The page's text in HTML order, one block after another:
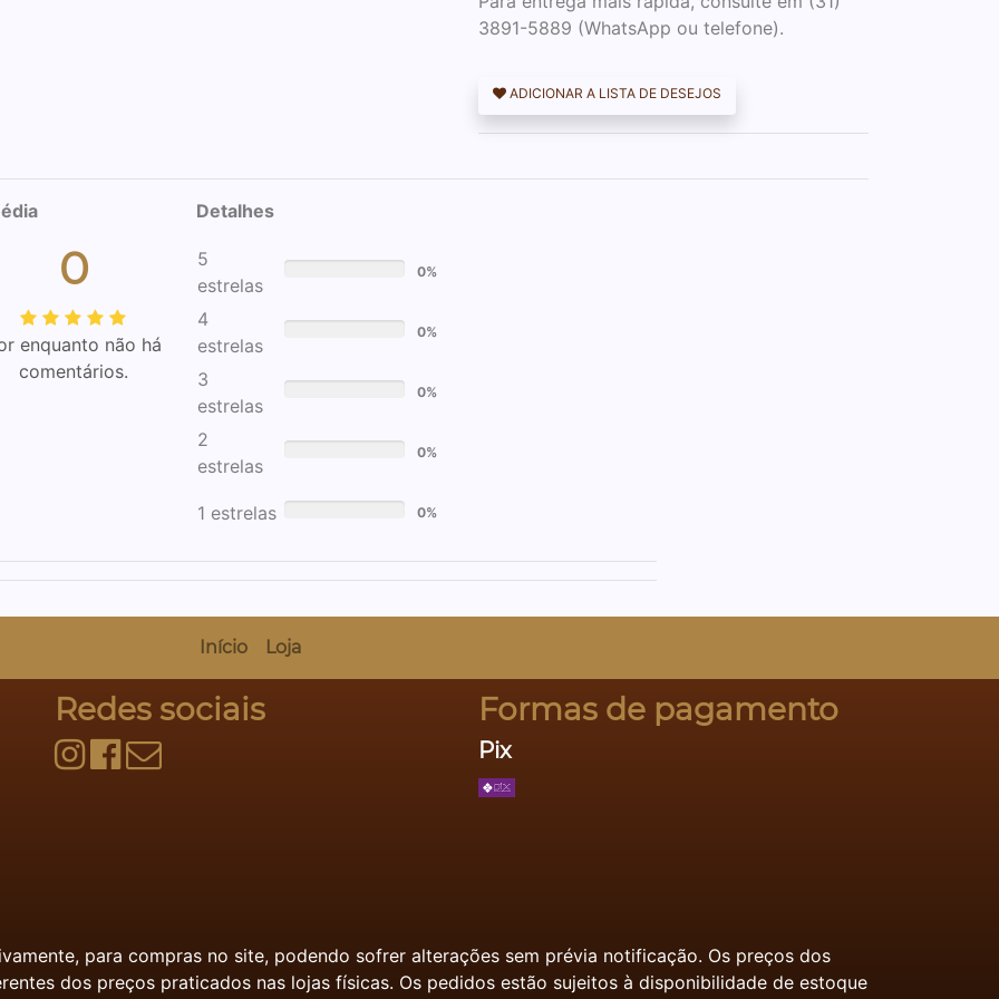
3891-5889 (WhatsApp ou telefone).
ADICIONAR A LISTA DE DESEJOS
0
enquanto não há
comentários.
Detalhes
5
estrelas
0%
4
estrelas
0%
3
estrelas
0%
2
estrelas
0%
1 estrelas 0%
Início Loja
Redes sociais Formas de pagamento
Pix
para compras no site, podendo sofrer alterações sem prévia notificação. Os preços dos
dos preços praticados nas lojas físicas. Os pedidos estão sujeitos à disponibilidade de estoque